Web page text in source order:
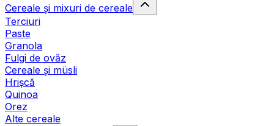
Cereale și mixuri de cereale
Terciuri
Paste
Granola
Fulgi de ovăz
Cereale și müsli
Hrișcă
Quinoa
Orez
Alte cereale